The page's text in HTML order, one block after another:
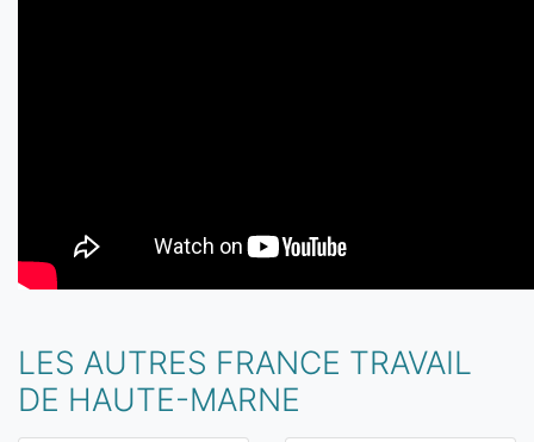
LES AUTRES FRANCE TRAVAIL
DE HAUTE-MARNE